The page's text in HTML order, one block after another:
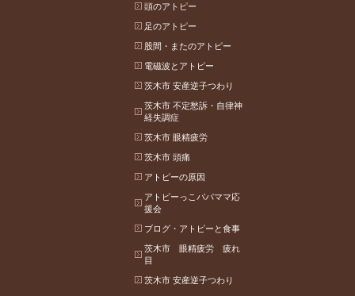
頭のアトピー
足のアトピー
股間・またのアトピー
電磁波とアトピー
茨木市 安産逆子つわり
茨木市 不定愁訴・自律神
経失調症
茨木市 眼精疲労
茨木市 頭痛
アトピーの原因
アトピーっこパパママ応
援会
ブログ・アトピーと食事
茨木市 眼精疲労 疲れ
目
茨木市 安産逆子つわり